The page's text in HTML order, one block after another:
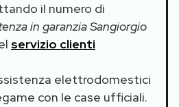
il numero di
in garanzia Sangiorgio
servizio clienti
elettrodomestici
con le case ufficiali.